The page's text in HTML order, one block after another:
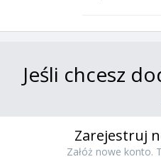
Jeśli chcesz
Zarejestruj
Załóż nowe konto.